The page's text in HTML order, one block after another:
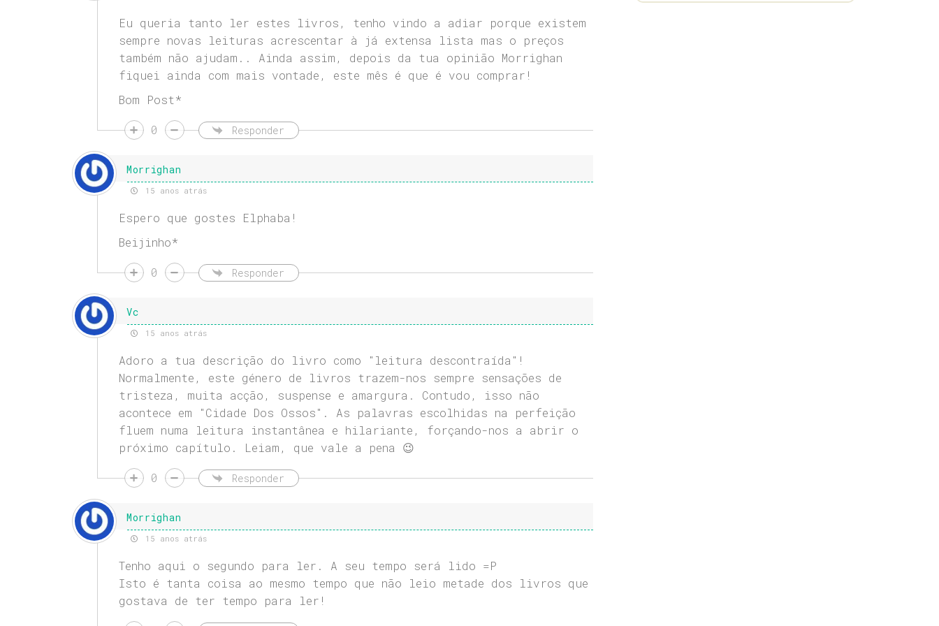
Eu queria tanto ler estes livros, tenho vindo a adiar porque existem
sempre novas leituras acrescentar à já extensa lista mas o preços
também não ajudam.. Ainda assim, depois da tua opinião Morrighan
fiquei ainda com mais vontade, este mês é que é vou comprar!
Bom Post*
0 Responder
Morrighan
15 anos atrás
Espero que gostes Elphaba!
Beijinho*
0 Responder
Vc
15 anos atrás
Adoro a tua descrição do livro como "leitura descontraída"!
Normalmente, este género de livros trazem-nos sempre sensações de
tristeza, muita acção, suspense e amargura. Contudo, isso não
acontece em "Cidade Dos Ossos". As palavras escolhidas na perfeição
fluem numa leitura instantânea e hilariante, forçando-nos a abrir o
próximo capítulo. Leiam, que vale a pena 😉
0 Responder
Morrighan
15 anos atrás
Tenho aqui o segundo para ler. A seu tempo será lido =P
Isto é tanta coisa ao mesmo tempo que não leio metade dos livros que
gostava de ter tempo para ler!